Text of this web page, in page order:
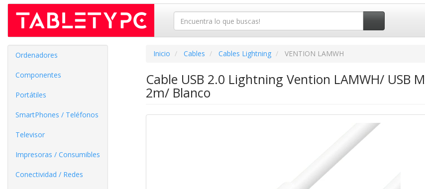
Ordenadores
Componentes
Portátiles
SmartPhones / Teléfonos
Televisor
Impresoras / Consumibles
Conectividad / Redes
Inicio Cables Cables Lightning VENTION LAMWH
Cable USB 2.0 Lightning Vention LAMWH/ USB
2m/ Blanco